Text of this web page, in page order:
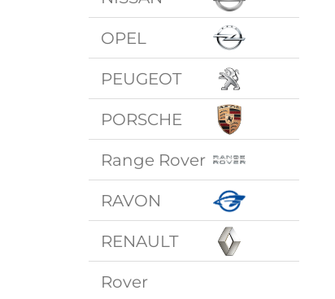
OPEL
PEUGEOT
PORSCHE
Range Rover
RAVON
RENAULT
Rover